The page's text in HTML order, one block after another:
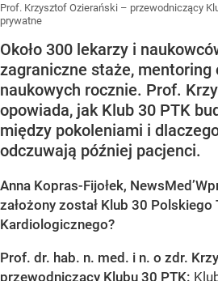
Prof. Krzysztof Ozierański – przewodniczący
prywatne
Około 300 lekarzy i
zagraniczne staże, mentoring
naukowych rocznie. Prof.
opowiada, jak Klub 30 PTK
między pokoleniami i
odczuwają później pacjenci.
Anna Kopras-Fijołek,
założony został Klub 30
Kardiologicznego?
Prof. dr. hab. n. med. i n. o zdr.
przewodniczący Klubu 30 PTK: